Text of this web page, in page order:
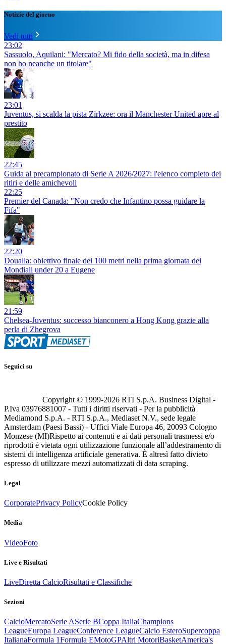
Notizie del giorno
Vedi tutti
23:02
Sassuolo, Aquilani: "Mercato? Mi fido della società, ma in difesa
non ho neanche un titolare"
23:01
Juventus, si scalda la pista Zirkzee: ora il Manchester United apre al
prestito
22:45
Guida al precampionato di Serie A 2026/2027: l'elenco completo dei
ritiri e delle amichevoli
22:25
Premier del Canada: "Non credo che Infantino possa guidare la
Fifa"
22:20
Doualla: obiettivo finale dei 100 metri nella prima giornata dei
Mondiali under 20 a Eugene
21:59
Chelsea-Juventus: successo bianconero a Hong Kong grazie alla
perla di Zhegrova
Seguici su
Copyright © 1999-2026 RTI S.p.A. Business Digital -
P.Iva 03976881007 - Tutti i diritti riservati - Per la pubblicità
Mediamond S.p.A. - RTI S.p.A., Mediaset N.V., sede legale
Amsterdam (Paesi Bassi) - Uffici Viale Europa 46, 20093 Cologno
Monzese (MI)Rispetto ai contenuti e ai dati personali trasmessi e/o
riprodotti è vietata ogni utilizzazione funzionale all’addestramento di
sistemi di intelligenza artificiale generativa. È altresì fatto divieto
espresso di utilizzare mezzi automatizzati di data scraping.
Legal
CorporatePrivacy PolicyCookie Policy
Media
VideoFoto
Live e Risultati
LiveDiretta CalcioRisultati e Classifiche
Sezioni
CalcioMercatoSerie ASerie BCoppa ItaliaChampions
LeagueEuropa LeagueConference LeagueCalcio EsteroSupercoppa
ItalianaFormula 1Formula EMotoGPAltri MotoriBasketAmerica's